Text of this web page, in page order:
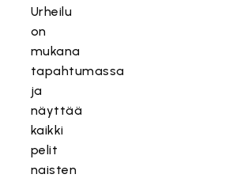
Urheilu
on
mukana
tapahtumassa
ja
näyttää
kaikki
pelit
naisten